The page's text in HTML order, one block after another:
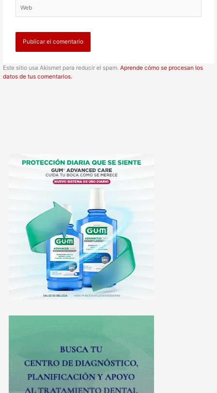
Este sitio usa Akismet para reducir el spam.Aprende cómo se procesan los
datos de tus comentarios.